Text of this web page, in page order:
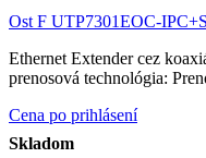
Ost F UTP7301EOC-
Ethernet Extender cez
prenosová technológia:
Cena po prihlásení
Skladom